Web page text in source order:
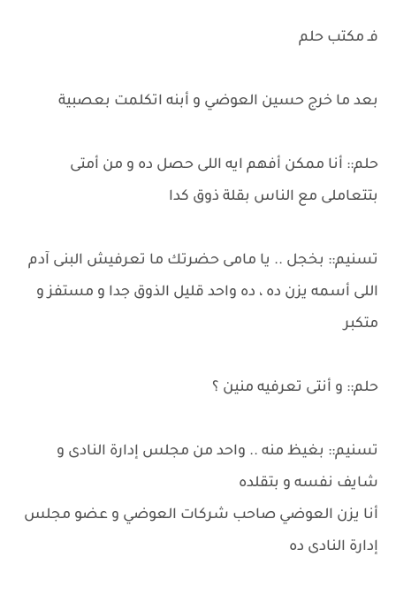
فـ مكتب حلم
بعد ما خرج حسين العوضي و أبنه اتكلمت بعصبية
حلم:: أنا ممكن أفهم ايه اللى حصل ده و من أمتى
بتتعاملى مع الناس بقلة ذوق كدا
تسنيم:: بخجل .. يا مامى حضرتك ما تعرفيش البنى آدم
اللى أسمه يزن ده ، ده واحد قليل الذوق جدا و مستفز و
متكبر
حلم:: و أنتى تعرفيه منين ؟
تسنيم:: بغيظ منه .. واحد من مجلس إدارة النادى و
شايف نفسه و بتقلده
أنا يزن العوضي صاحب شركات العوضي و عضو مجلس
إدارة النادى ده